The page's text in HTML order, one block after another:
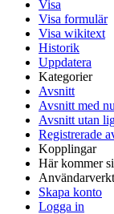
Visa
Visa formulär
Visa wikitext
Historik
Uppdatera
Kategorier
Avsnitt
Avsnitt med
Avsnitt utan
Registrerade
Kopplingar
Här kommer
Skapa konto
Logga in